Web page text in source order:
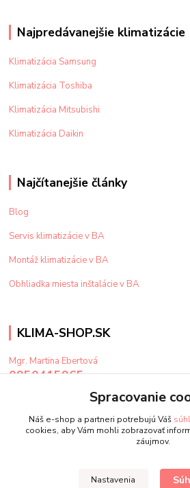
Najpredávanejšie klimatizácie
Klimatizácia Samsung
Klimatizácia Toshiba
Klimatizácia Mitsubishi
Klimatizácia Daikin
Najčítanejšie články
Blog
Servis klimatizácie v BA
Montáž klimatizácie v BA
Obhliadka miesta inštalácie v BA
KLIMA-SHOP.SK
Mgr. Martina Ebertová
0950415965
klima@klima-shop.sk
Spracovanie
Náš e-shop a partneri potrebujú Váš
cookies, aby Vám mohli zobrazovať
záujmov.
Nastavenia